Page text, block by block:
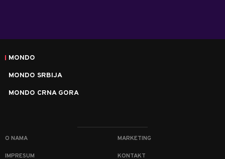
MONDO
MONDO SRBIJA
MONDO CRNA GORA
O NAMA MARKETING
IMPRESUM KONTAKT